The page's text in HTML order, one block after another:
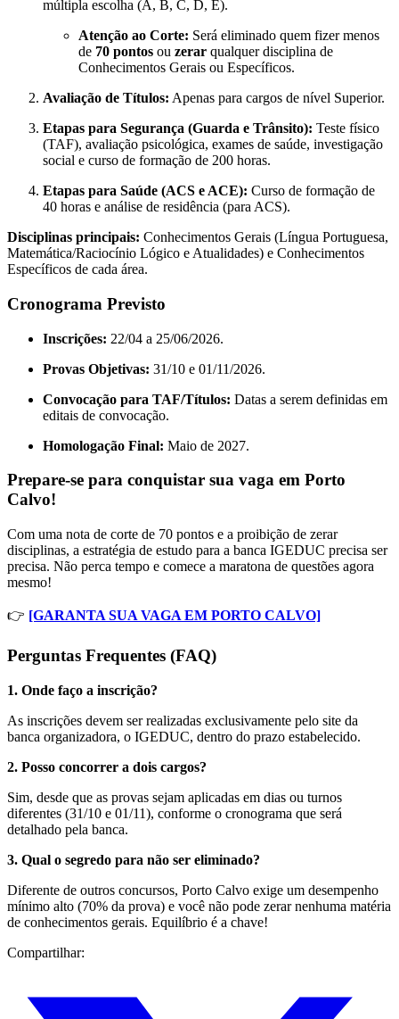
múltipla escolha (A, B, C, D, E).
Atenção ao Corte: Será eliminado quem fizer menos
de 70 pontos ou zerar qualquer disciplina de
Conhecimentos Gerais ou Específicos.
Avaliação de Títulos: Apenas para cargos de nível Superior.
Etapas para Segurança (Guarda e Trânsito): Teste físico
(TAF), avaliação psicológica, exames de saúde, investigação
social e curso de formação de 200 horas.
Etapas para Saúde (ACS e ACE): Curso de formação de
40 horas e análise de residência (para ACS).
Disciplinas principais: Conhecimentos Gerais (Língua Portuguesa,
Matemática/Raciocínio Lógico e Atualidades) e Conhecimentos
Específicos de cada área.
Cronograma Previsto
Inscrições: 22/04 a 25/06/2026.
Provas Objetivas: 31/10 e 01/11/2026.
Convocação para TAF/Títulos: Datas a serem definidas em
editais de convocação.
Homologação Final: Maio de 2027.
Prepare-se para conquistar sua vaga em Porto
Calvo!
Com uma nota de corte de 70 pontos e a proibição de zerar
disciplinas, a estratégia de estudo para a banca IGEDUC precisa ser
precisa. Não perca tempo e comece a maratona de questões agora
mesmo!
👉 [GARANTA SUA VAGA EM PORTO CALVO]
Perguntas Frequentes (FAQ)
1. Onde faço a inscrição?
As inscrições devem ser realizadas exclusivamente pelo site da
banca organizadora, o IGEDUC, dentro do prazo estabelecido.
2. Posso concorrer a dois cargos?
Sim, desde que as provas sejam aplicadas em dias ou turnos
diferentes (31/10 e 01/11), conforme o cronograma que será
detalhado pela banca.
3. Qual o segredo para não ser eliminado?
Diferente de outros concursos, Porto Calvo exige um desempenho
mínimo alto (70% da prova) e você não pode zerar nenhuma matéria
de conhecimentos gerais. Equilíbrio é a chave!
Compartilhar: